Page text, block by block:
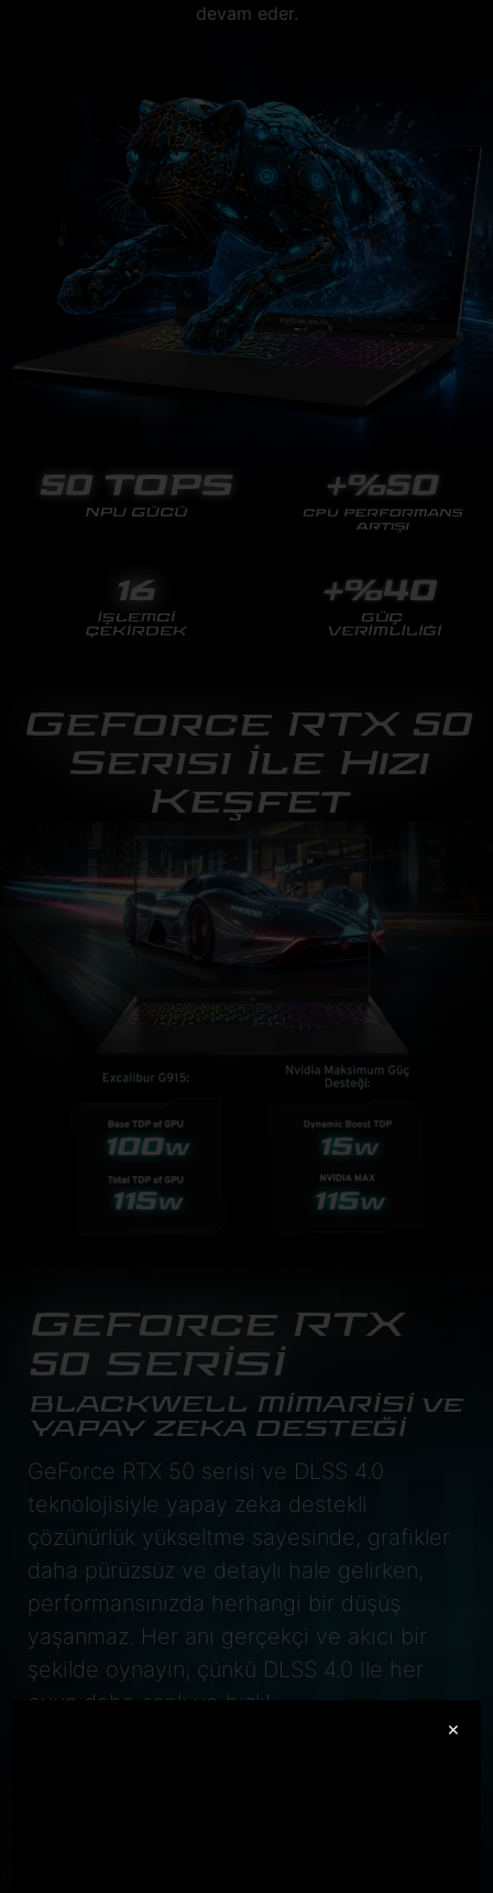
devam eder.
GeForce RTX 50
Serisi İle Hızı
Keşfet
GeForce RTX
50 SERİSİ
BLACKWELL MİMARİSİ ve
YAPAY ZEKA DESTEĞİ
GeForce RTX 50 serisi ve DLSS 4.0
teknolojisiyle yapay zeka destekli
çözünürlük yükseltme sayesinde, grafikler
daha pürüzsüz ve detaylı hale gelirken,
performansınızda herhangi bir düşüş
yaşanmaz. Her anı gerçekçi ve akıcı bir
şekilde oynayın, çünkü DLSS 4.0 ile her
oyun daha canlı ve hızlı!
×